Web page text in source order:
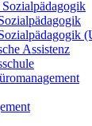
Assistenz